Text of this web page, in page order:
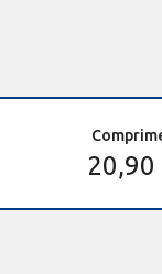
20,90